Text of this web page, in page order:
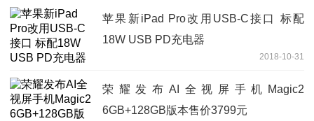
苹果新iPad Pro改用USB-C接口 标配
18W USB PD充电器
2018-10-31
荣耀发布AI全视屏手机Magic2
6GB+128GB版本售价3799元